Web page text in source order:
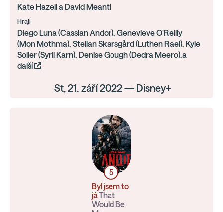
Kate Hazell a David Meanti
Hrají
Diego Luna (Cassian Andor), Genevieve O'Reilly
(Mon Mothma), Stellan Skarsgård (Luthen Rael), Kyle
Soller (Syril Karn), Denise Gough (Dedra Meero),a
další
St, 21. září 2022 — Disney+
5
Byl jsem to
jáThat
Would Be